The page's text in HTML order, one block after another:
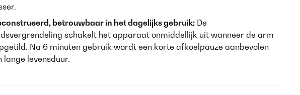
betrouwbaar in het dagelijks gebruik: De
schakelt het apparaat onmiddellijk uit wanneer de arm
Na 6 minuten gebruik wordt een korte afkoelpauze aanbevolen
lange levensduur.